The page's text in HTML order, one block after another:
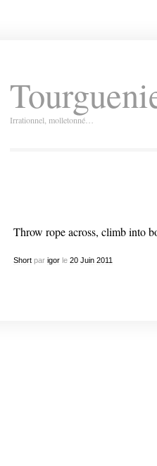
Irrationnel, molletonné…
Throw rope across, climb into
Shortpar igorle 20 Juin 2011